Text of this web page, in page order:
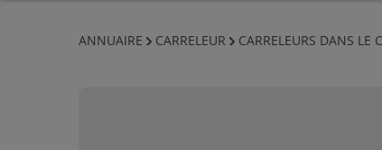
ANNUAIRE CARRELEUR CARRELEURS DANS LE